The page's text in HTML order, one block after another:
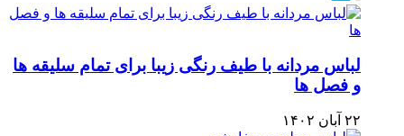
لباس مردانه با طیف رنگی زیبا برای تمام سلیقه ها
و فصل ها
۲۲ آبان ۱۴۰۲